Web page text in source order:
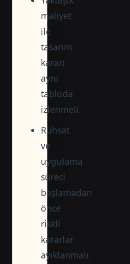
maliyet
ile
tasarım
kararı
aynı
tabloda
izlenmeli.
Ruhsat
ve
uygulama
süreci
başlamadan
önce
riskli
kararlar
ayıklanmalı.